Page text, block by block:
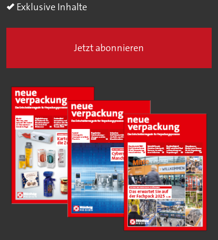
Exklusive Inhalte
Jetzt abonnieren